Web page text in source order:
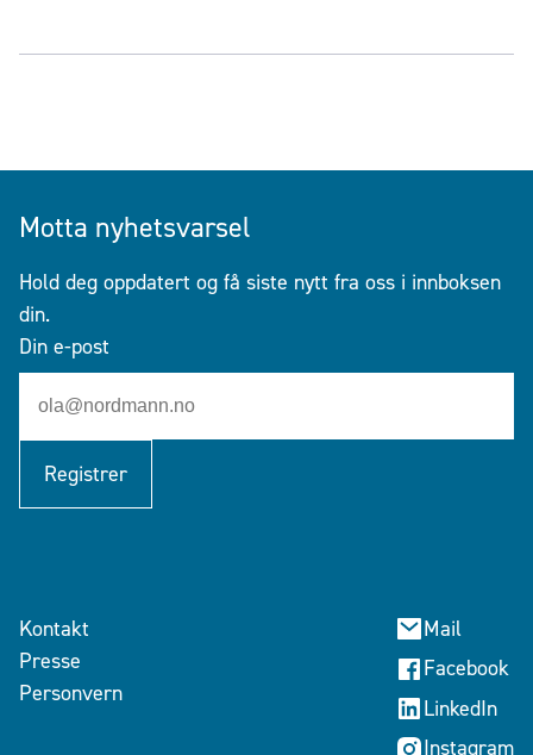
Motta nyhetsvarsel
Hold deg oppdatert og få siste nytt fra oss i innboksen
din.
Din e-post
Registrer
Kontakt
Presse
Personvern
Mail
Facebook
LinkedIn
Instagram